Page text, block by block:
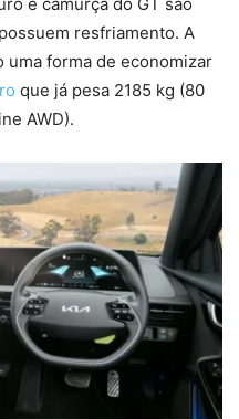
resfriamento. A
uma forma de economizar
que já pesa 2185 kg (80
AWD).